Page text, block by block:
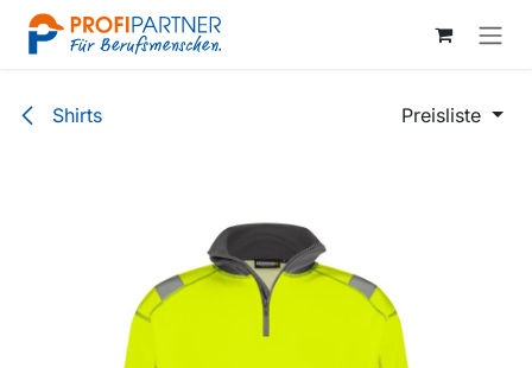
Zum Inhalt springen
Shirts Preisliste